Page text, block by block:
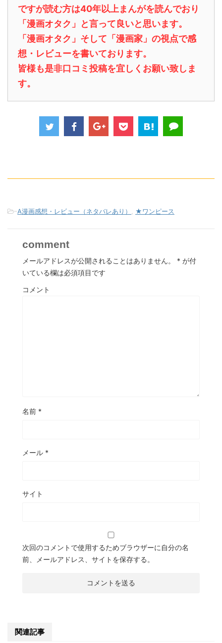
ですが読む方は40年以上まんがを読んでおり
「漫画オタク」と言って良いと思います。
「漫画オタク」そして「漫画家」の視点で感
想・レビューを書いております。
皆様も是非口コミ投稿を宜しくお願い致しま
す。
-A漫画感想・レビュー（ネタバレあり） ★ワンピース
comment
メールアドレスが公開されることはありません。 * が付
いている欄は必須項目です
コメント
名前 *
メール *
サイト
次回のコメントで使用するためブラウザーに自分の名
前、メールアドレス、サイトを保存する。
関連記事